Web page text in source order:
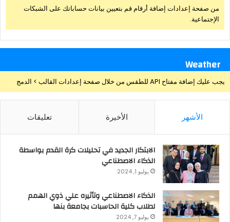
من صفحة إعدادات إضافة أرقام قم بتعيين بيانات حساباتك على الشبكات
الإجتماعية.
Weather
يجب عليك إضافة مفتاح API للطقس من خلال صفحة إعدادات القالب > الدمج
الأشهر الأخيرة تعليقات
الابتكار الجديد في تحليلات كرة القدم بواسطة
الذكاء الاصطناعي
يوليو 1, 2024
الذكاء الاصطناعي وتأثيره علي ذوي الهمم
لطلاب كلية الحاسبات بجامعة بنها
يوليو 7, 2024